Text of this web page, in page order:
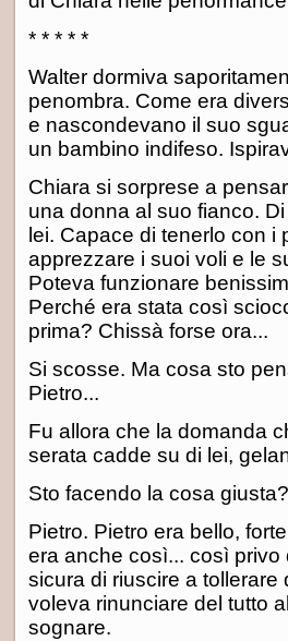
* * * * *
Walter dormiva
penombra. Come era
e nascondevano il suo
un bambino indifeso.
Chiara si sorprese a
una donna al suo fianco.
lei. Capace di tenerlo con i
apprezzare i suoi voli e le
Poteva funzionare
Perché era stata così
prima? Chissà forse ora...
Si scosse. Ma cosa sto
Pietro...
Fu allora che la domanda
serata cadde su di lei,
Sto facendo la cosa giusta?
Pietro. Pietro era bello,
era anche così... così privo
sicura di riuscire a
voleva rinunciare del tutto
sognare.